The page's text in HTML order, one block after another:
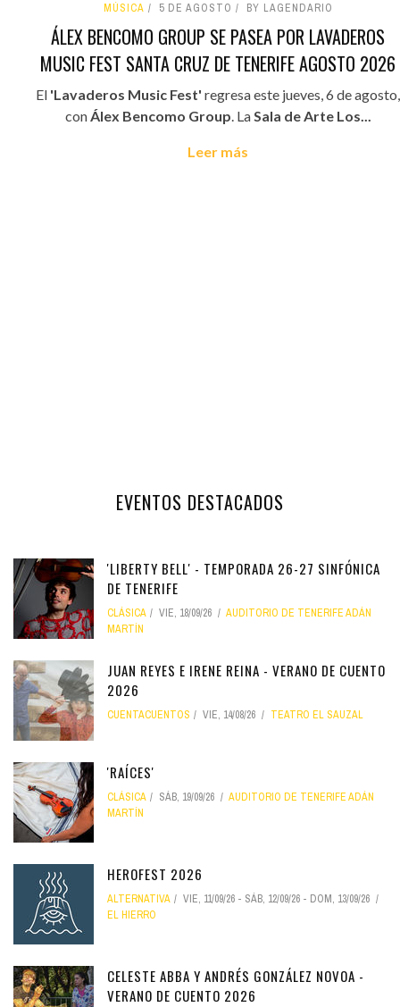
MÚSICA 5 DE AGOSTO BY LAGENDARIO
ÁLEX BENCOMO GROUP SE PASEA POR LAVADEROS
MUSIC FEST SANTA CRUZ DE TENERIFE AGOSTO 2026
El 'Lavaderos Music Fest' regresa este jueves, 6 de agosto,
conÁlex Bencomo Group. LaSala de Arte Los...
Leer más
EVENTOS DESTACADOS
'LIBERTY BELL' - TEMPORADA 26-27 SINFÓNICA
DE TENERIFE
CLÁSICA VIE, 18/09/26
AUDITORIO DE TENERIFE ADÁN
MARTÍN
JUAN REYES E IRENE REINA - VERANO DE CUENTO
2026
CUENTACUENTOS VIE, 14/08/26 TEATRO EL SAUZAL
'RAÍCES'
CLÁSICA SÁB, 19/09/26
AUDITORIO DE TENERIFE ADÁN
MARTÍN
HEROFEST 2026
ALTERNATIVA VIE, 11/09/26 - SÁB, 12/09/26 - DOM, 13/09/26
EL HIERRO
CELESTE ABBA Y ANDRÉS GONZÁLEZ NOVOA -
VERANO DE CUENTO 2026